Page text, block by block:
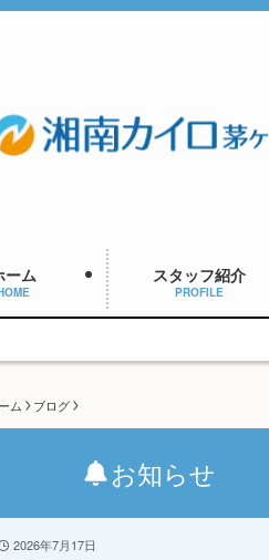
ーム スタッフ紹介
PROFILE
ム ブログ
お知らせ
2026年7月17日